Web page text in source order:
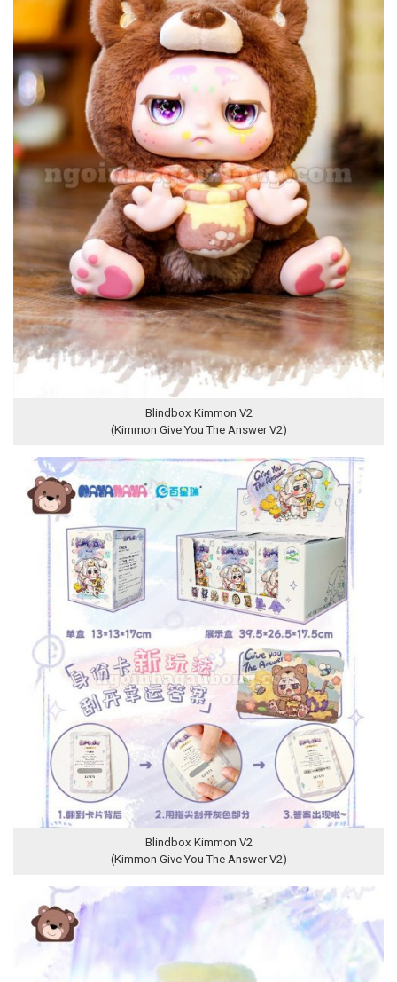
Blindbox Kimmon V2
(Kimmon Give You The Answer V2)
Blindbox Kimmon V2
(Kimmon Give You The Answer V2)